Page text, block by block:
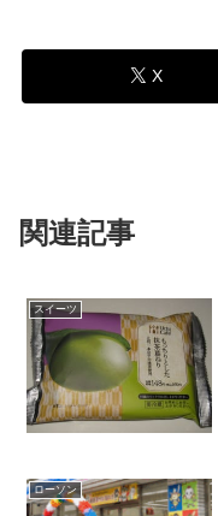
X
関連記事
スイーツ
ローソン